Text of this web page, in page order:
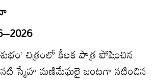
చిత్రంలో కీలక పాత్ర పోషించిన
నటి స్మేహ మణిమేఘలై జంటగా నటించిన